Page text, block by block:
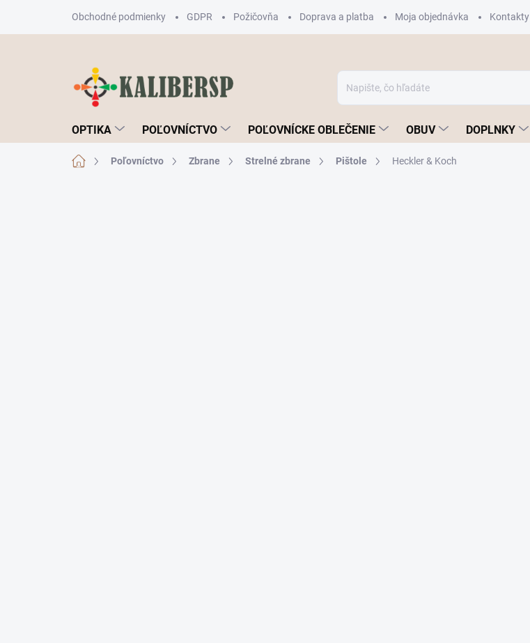
obsah
Obchodné podmienky GDPR Požičovňa Doprava a platba Moja objednávka Kontakty
OPTIKA POĽOVNÍCTVO POĽOVNÍCKE OBLEČENIE OBUV DOPLNKY
DomovPoľovníctvo Zbrane Strelné zbrane Pištole Heckler & Koch